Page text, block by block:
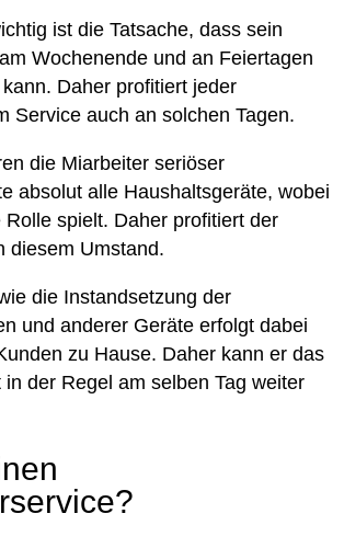
ist die Tatsache, dass sein
Wochenende und an Feiertagen
Daher profitiert jeder
Service auch an solchen Tagen.
die Miarbeiter seriöser
absolut alle Haushaltsgeräte, wobei
spielt. Daher profitiert der
diesem Umstand.
die Instandsetzung der
und anderer Geräte erfolgt dabei
zu Hause. Daher kann er das
der Regel am selben Tag weiter